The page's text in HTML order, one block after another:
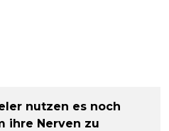
nutzen es noch
ihre Nerven zu